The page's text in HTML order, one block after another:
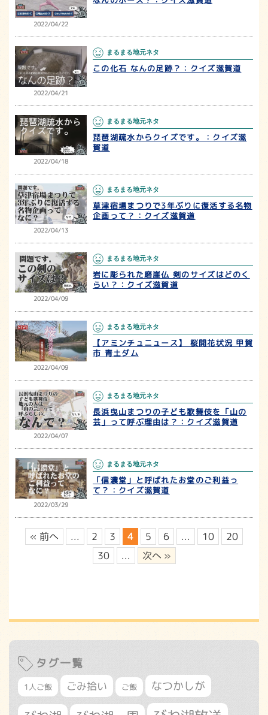
2022/04/22
2022/04/21
まるまる地元ネタ
この化石 なんの足跡？：クイズ滋賀道
2022/04/18
まるまる地元ネタ
琵琶湖疏水からクイズです。：クイズ滋
賀道
2022/04/13
まるまる地元ネタ
草津宿場まつりで3年ぶりに復活する名物
企画って？：クイズ滋賀道
2022/04/09
まるまる地元ネタ
岩に彫られた磨崖仏 剣のサイズはどのく
らい？：クイズ滋賀道
2022/04/09
まるまる地元ネタ
【アミンチュニュース】 桜開花状況 甲賀
市 青土ダム
2022/04/07
まるまる地元ネタ
長浜曳山まつりの子ども歌舞伎を「山の
芸」って呼ぶ理由は？：クイズ滋賀道
2022/03/29
まるまる地元ネタ
「信濃堂」と呼ばれたお堂のご利益っ
て？：クイズ滋賀道
« 前へ ... 2 3 4 5 6 ... 10
20
30
... 次へ »
タグ一覧
1人ご飯 ごみ拾い ご飯 なつかしが